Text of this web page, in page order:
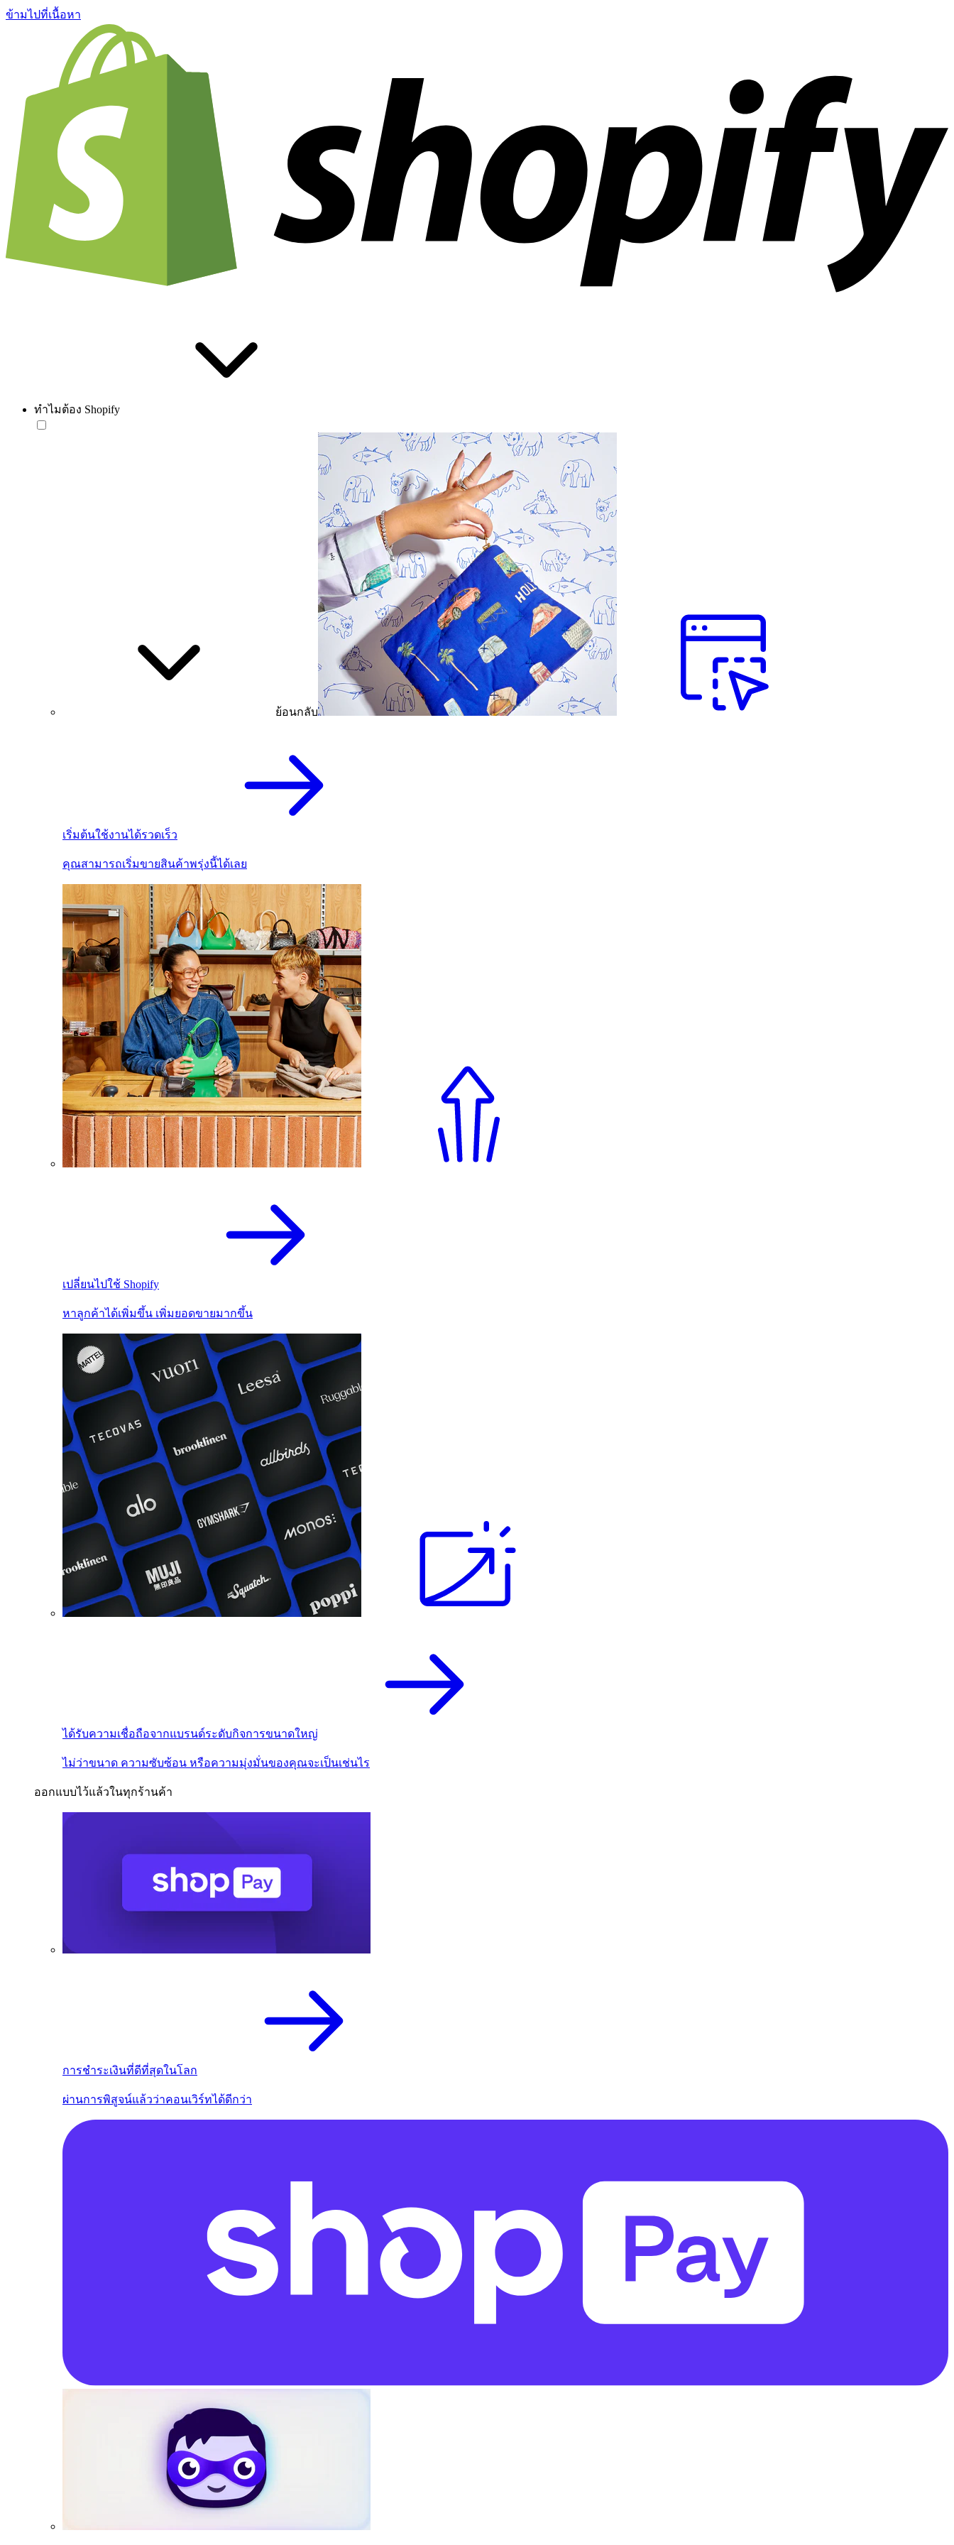
ข้ามไปที่เนื้อหา
ทำไมต้อง Shopify
ย้อนกลับ
เริ่มต้นใช้งานได้รวดเร็ว
คุณสามารถเริ่มขายสินค้าพรุ่งนี้ได้เลย
เปลี่ยนไปใช้ Shopify
หาลูกค้าได้เพิ่มขึ้น เพิ่มยอดขายมากขึ้น
ได้รับความเชื่อถือจากแบรนด์ระดับกิจการขนาดใหญ่
ไม่ว่าขนาด ความซับซ้อน หรือความมุ่งมั่นของคุณจะเป็นเช่นไร
ออกแบบไว้แล้วในทุกร้านค้า
การชำระเงินที่ดีที่สุดในโลก
ผ่านการพิสูจน์แล้วว่าคอนเวิร์ทได้ดีกว่า